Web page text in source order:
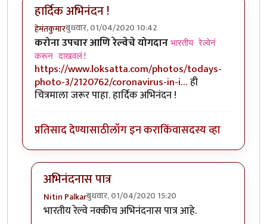
हार्दिक अभिनंदन !
हेमंतकुमारबुधवार, 01/04/2020 10:42
करोना उपचार आणि रेल्वेचे योगदान भारतीय रेल्वेनं
करून दाखवलं!
https://www.loksatta.com/photos/todays-
photo-3/2120762/coronavirus-in-i…ही
चित्रमाला जरूर पाहा. हार्दिक अभिनंदन !
प्रतिसाद देण्यासाठीलॉग इन कराकिंवासदस्य व्हा
अभिनंदनास पात्र
Nitin Palkarबुधवार, 01/04/2020 15:20
In reply toहार्दिक अभिनंदन !byहेमंतकुमार
भारतीय रेल्वे नक्कीच अभिनंदनास पात्र आहे.